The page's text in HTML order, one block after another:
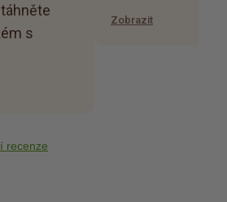
s
Zobrazit
recenze